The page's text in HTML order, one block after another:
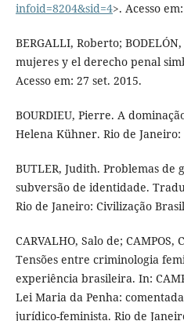
infoid=8204&sid=4>. Acesso
BERGALLI, Roberto;
mujeres y el derecho penal
Acesso em: 27 set. 2015.
BOURDIEU, Pierre. A
Helena Kühner. Rio de
BUTLER, Judith. Problemas de
subversão de identidade.
Rio de Janeiro: Civilização
CARVALHO, Salo de;
Tensões entre criminologia
experiência brasileira. In:
Lei Maria da Penha:
jurídico-feminista. Rio de